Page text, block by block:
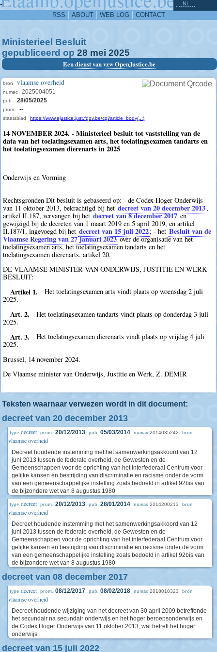
-
RSS ABOUT WEB LOG CONTACT
NL
Ministerieel Besluit
gepubliceerd op 28 mei 2025
Een dienst van vzw OpenJustice.be
bron vlaamse overheid
numac 2025004051
pub. 28/05/2025
prom. --
staatsblad https://www.ejustice.just.fgov.be/cgi/article_body(...)
14 NOVEMBER 2024. - Ministerieel besluit tot vaststelling van de
data van het toelatingsexamen arts, het toelatingsexamen tandarts en
het toelatingsexamen dierenarts in 2025
Onderwijs en Vorming
Rechtsgronden Dit besluit is gebaseerd op: - de Codex Hoger Onderwijs
van 11 oktober 2013, bekrachtigd bij het decreet van 20 december 2013,
artikel II.187, vervangen bij het decreet van 8 december 2017en
gewijzigd bij de decreten van 1 maart 2019 en 5 april 2019, en artikel
II.187/1, ingevoegd bij het decreet van 15 juli 2022; - het Besluit van de
Vlaamse Regering van 27 januari 2023over de organisatie van het
toelatingsexamen arts, het toelatingsexamen tandarts en het
toelatingsexamen dierenarts, artikel 20.
DE VLAAMSE MINISTER VAN ONDERWIJS, JUSTITIE EN WERK
BESLUIT:
Artikel 1.
Het toelatingsexamen arts vindt plaats op woensdag 2 juli
2025.
Art. 2.
Het toelatingsexamen tandarts vindt plaats op donderdag 3 juli
2025.
Art. 3.
Het toelatingsexamen dierenarts vindt plaats op vrijdag 4 juli
2025.
Brussel, 14 november 2024.
De Vlaamse minister van Onderwijs, Justitie en Werk, Z. DEMIR
Teksten waarnaar verwezen wordt in dit document:
decreet van 20 december 2013
type decreet prom. 20/12/2013 pub. 05/03/2014 numac 2014035242 bron
vlaamse overheid
Decreet houdende instemming met het samenwerkingsakkoord van 12
juni 2013 tussen de federale overheid, de Gewesten en de
Gemeenschappen voor de oprichting van het interfederaal Centrum voor
gelijke kansen en bestrijding van discriminatie en racisme onder de vorm
van een gemeenschappelijke instelling zoals bedoeld in artikel 92bis van
de bijzondere wet van 8 augustus 1980
type decreet prom. 20/12/2013 pub. 28/01/2014 numac 2014200213 bron
vlaamse overheid
Decreet houdende instemming met het samenwerkingsakkoord van 12
juni 2013 tussen de federale overheid, de Gewesten en de
Gemeenschappen voor de oprichting van het interfederaal Centrum voor
gelijke kansen en bestrijding van discriminatie en racisme onder de vorm
van een gemeenschappelijke instelling zoals bedoeld in artikel 92bis van
de bijzondere wet van 8 augustus 1980
decreet van 08 december 2017
type decreet prom. 08/12/2017 pub. 08/02/2018 numac 2018010323 bron
vlaamse overheid
Decreet houdende wijziging van het decreet van 30 april 2009 betreffende
het secundair na secundair onderwijs en het hoger beroepsonderwijs en
de Codex Hoger Onderwijs van 11 oktober 2013, wat betreft het hoger
onderwijs
decreet van 15 juli 2022
^